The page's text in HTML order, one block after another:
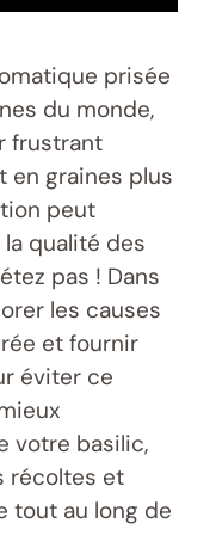
prisée
du monde,
frustrant
en graines plus
peut
qualité des
pas ! Dans
les causes
et fournir
éviter ce
votre basilic,
récoltes et
tout au long de